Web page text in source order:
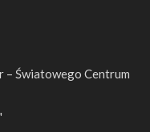
– Światowego Centrum